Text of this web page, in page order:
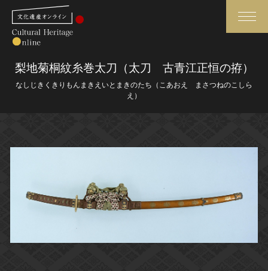
さらに詳細検索
作品一覧 博物館、美術館の皆さまへ
梨地菊桐紋糸巻太刀（太刀 古青江正恒の拵）
なしじきくきりもんまきえいとまきのたち（こあおえ まさつねのこしら
え）